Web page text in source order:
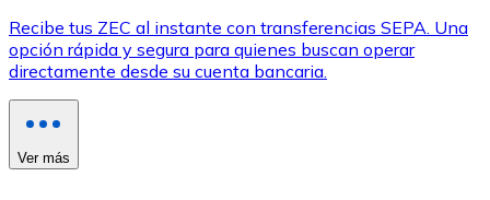
Recibe tus ZEC al instante con transferencias SEPA. Una
opción rápida y segura para quienes buscan operar
directamente desde su cuenta bancaria.
Ver más